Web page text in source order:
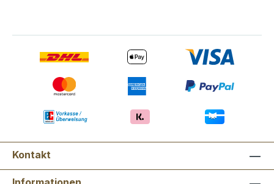
Kontakt